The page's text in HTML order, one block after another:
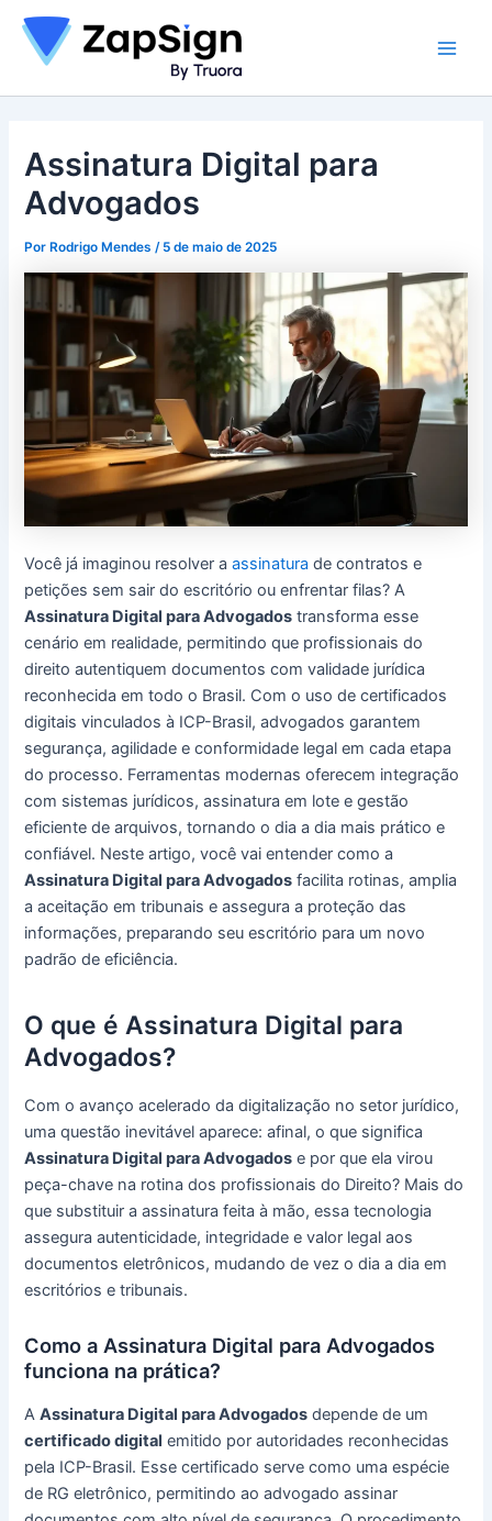
para
conteúdo
Assinatura Digital para
Advogados
Por Rodrigo Mendes/ 5 de maio de 2025
Você já imaginou resolver aassinatura de contratos e
petições sem sair do escritório ou enfrentar filas? A
Assinatura Digital para Advogados transforma esse
cenário em realidade, permitindo que profissionais do
direito autentiquem documentos com validade jurídica
reconhecida em todo o Brasil. Com o uso de certificados
digitais vinculados à ICP-Brasil, advogados garantem
segurança, agilidade e conformidade legal em cada etapa
do processo. Ferramentas modernas oferecem integração
com sistemas jurídicos, assinatura em lote e gestão
eficiente de arquivos, tornando o dia a dia mais prático e
confiável. Neste artigo, você vai entender como a
Assinatura Digital para Advogados facilita rotinas, amplia
a aceitação em tribunais e assegura a proteção das
informações, preparando seu escritório para um novo
padrão de eficiência.
O que é Assinatura Digital para
Advogados?
Com o avanço acelerado da digitalização no setor jurídico,
uma questão inevitável aparece: afinal, o que significa
Assinatura Digital para Advogados e por que ela virou
peça-chave na rotina dos profissionais do Direito? Mais do
que substituir a assinatura feita à mão, essa tecnologia
assegura autenticidade, integridade e valor legal aos
documentos eletrônicos, mudando de vez o dia a dia em
escritórios e tribunais.
Como a Assinatura Digital para Advogados
funciona na prática?
AAssinatura Digital para Advogados depende de um
certificado digital emitido por autoridades reconhecidas
pela ICP-Brasil. Esse certificado serve como uma espécie
de RG eletrônico, permitindo ao advogado assinar